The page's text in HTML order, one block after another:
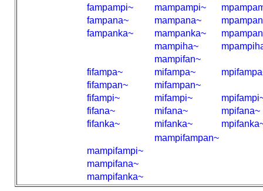
fampampi~
mampampi~
fampana~
mampana~
fampanka~
mampanka~
mampiha~
mampifan~
fifampa~
mifampa~
fifampan~
mifampan~
fifampi~
mifampi~
fifana~
mifana~
mpifana~
fifanka~
mifanka~
mampifampan~
mampifampi~
mampifana~
mampifanka~